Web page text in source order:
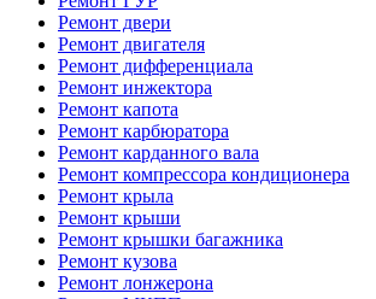
Ремонт двери
Ремонт двигателя
Ремонт дифференциала
Ремонт инжектора
Ремонт капота
Ремонт карбюратора
Ремонт карданного вала
Ремонт компрессора кондиционера
Ремонт крыла
Ремонт крыши
Ремонт крышки багажника
Ремонт кузова
Ремонт лонжерона